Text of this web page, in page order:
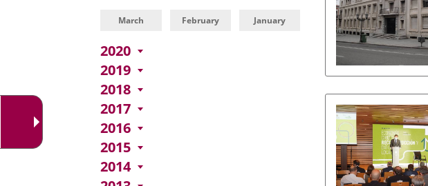
March February January
2020
2019
2018
2017
2016
2015
2014
la
noticia